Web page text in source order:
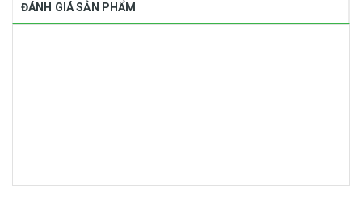
ĐÁNH GIÁ SẢN PHẨM